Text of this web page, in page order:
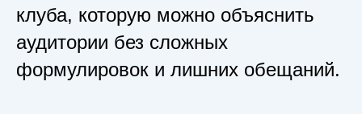
клуба, которую можно объяснить
аудитории без сложных
формулировок и лишних обещаний.